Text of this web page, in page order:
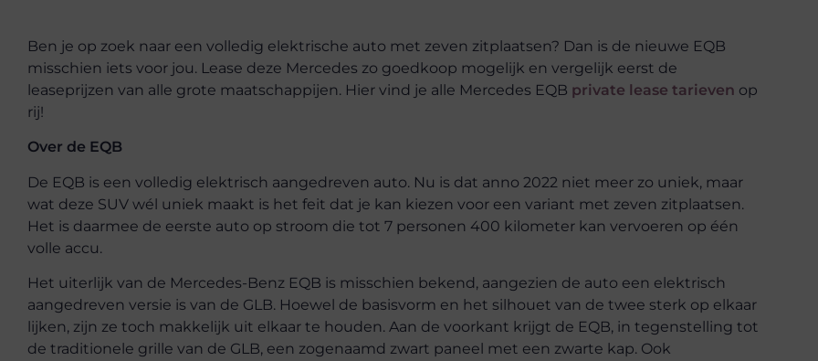
Ben je op zoek naar een volledig elektrische auto met zeven zitplaatsen? Dan is de nieuwe EQB
misschien iets voor jou. Lease deze Mercedes zo goedkoop mogelijk en vergelijk eerst de
leaseprijzen van alle grote maatschappijen. Hier vind je alle Mercedes EQB private lease tarieven op
rij!
Over de EQB
De EQB is een volledig elektrisch aangedreven auto. Nu is dat anno 2022 niet meer zo uniek, maar
wat deze SUV wél uniek maakt is het feit dat je kan kiezen voor een variant met zeven zitplaatsen.
Het is daarmee de eerste auto op stroom die tot 7 personen 400 kilometer kan vervoeren op één
volle accu.
Het uiterlijk van de Mercedes-Benz EQB is misschien bekend, aangezien de auto een elektrisch
aangedreven versie is van de GLB. Hoewel de basisvorm en het silhouet van de twee sterk op elkaar
lijken, zijn ze toch makkelijk uit elkaar te houden. Aan de voorkant krijgt de EQB, in tegenstelling tot
de traditionele grille van de GLB, een zogenaamd zwart paneel met een zwarte kap. Ook